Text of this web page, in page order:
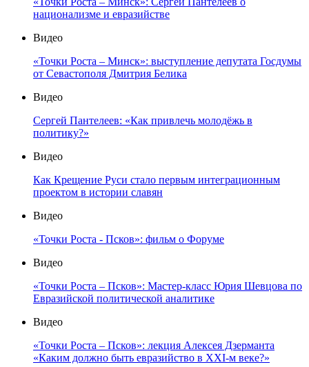
национализме и евразийстве
Видео
«Точки Роста – Минск»: выступление депутата Госдумы
от Севастополя Дмитрия Белика
Видео
Сергей Пантелеев: «Как привлечь молодёжь в
политику?»
Видео
Как Крещение Руси стало первым интеграционным
проектом в истории славян
Видео
«Точки Роста - Псков»: фильм о Форуме
Видео
«Точки Роста – Псков»: Мастер-класс Юрия Шевцова по
Евразийской политической аналитике
Видео
«Точки Роста – Псков»: лекция Алексея Дзерманта
«Каким должно быть евразийство в XXI-м веке?»